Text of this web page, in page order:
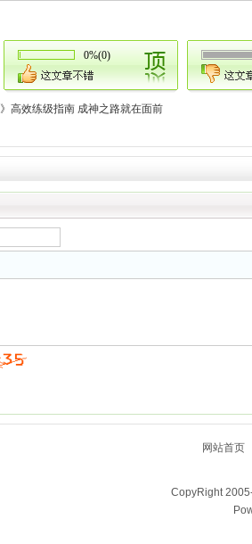
0%(0)
》高效练级指南 成神之路就在面前
网站首页
CopyRight